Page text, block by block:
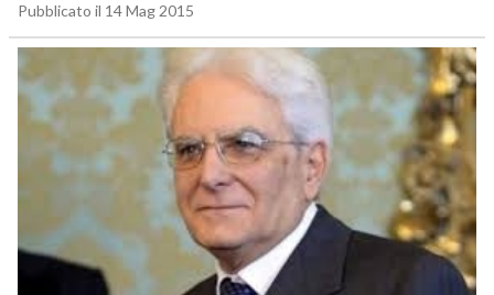
Pubblicato il 14 Mag 2015